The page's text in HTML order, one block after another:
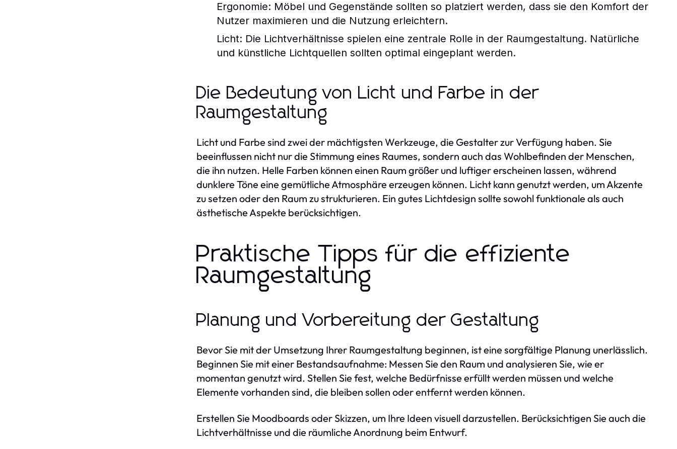
Ergonomie: Möbel und Gegenstände sollten so platziert werden, dass sie den Komfort der
Nutzer maximieren und die Nutzung erleichtern.
Licht: Die Lichtverhältnisse spielen eine zentrale Rolle in der Raumgestaltung. Natürliche
und künstliche Lichtquellen sollten optimal eingeplant werden.
Die Bedeutung von Licht und Farbe in der
Raumgestaltung
Licht und Farbe sind zwei der mächtigsten Werkzeuge, die Gestalter zur Verfügung haben. Sie
beeinflussen nicht nur die Stimmung eines Raumes, sondern auch das Wohlbefinden der Menschen,
die ihn nutzen. Helle Farben können einen Raum größer und luftiger erscheinen lassen, während
dunklere Töne eine gemütliche Atmosphäre erzeugen können. Licht kann genutzt werden, um Akzente
zu setzen oder den Raum zu strukturieren. Ein gutes Lichtdesign sollte sowohl funktionale als auch
ästhetische Aspekte berücksichtigen.
Praktische Tipps für die effiziente
Raumgestaltung
Planung und Vorbereitung der Gestaltung
Bevor Sie mit der Umsetzung Ihrer Raumgestaltung beginnen, ist eine sorgfältige Planung unerlässlich.
Beginnen Sie mit einer Bestandsaufnahme: Messen Sie den Raum und analysieren Sie, wie er
momentan genutzt wird. Stellen Sie fest, welche Bedürfnisse erfüllt werden müssen und welche
Elemente vorhanden sind, die bleiben sollen oder entfernt werden können.
Erstellen Sie Moodboards oder Skizzen, um Ihre Ideen visuell darzustellen. Berücksichtigen Sie auch die
Lichtverhältnisse und die räumliche Anordnung beim Entwurf.